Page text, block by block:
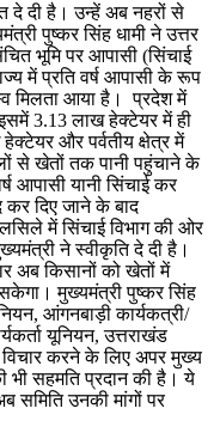
दे दी है। उन्हें अब नहरों से
पुष्कर सिंह धामी ने उत्तर
भूमि पर आपासी (सिंचाई
में प्रति वर्ष आपासी के रूप
मिलता आया है। प्रदेश में
3.13 लाख हेक्टेयर में ही
और पर्वतीय क्षेत्र में
से खेतों तक पानी पहुंचाने के
आपासी यानी सिंचाई कर
दिए जाने के बाद
में सिंचाई विभाग की ओर
ने स्वीकृति दे दी है।
अब किसानों को खेतों में
मुख्यमंत्री पुष्कर सिंह
आंगनबाड़ी कार्यकत्री/
यूनियन, उत्तराखंड
विचार करने के लिए अपर मुख्य
भी सहमति प्रदान की है। ये
समिति उनकी मांगों पर